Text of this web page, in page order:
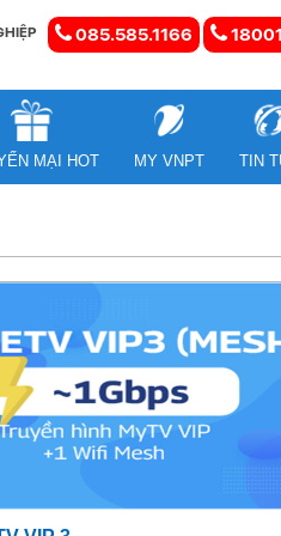
085.585.1166
MẠI HOT MY VNPT TIN